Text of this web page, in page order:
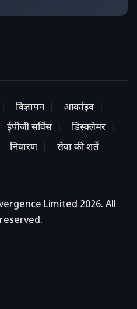
विज्ञापन
आर्काइव
ईपीजी सर्विस
डिस्क्लेमर
निवारण सेवा की शर्तें
Limited 2026. All